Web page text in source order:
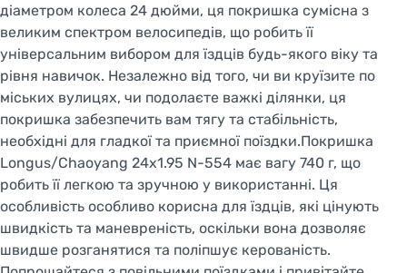
діаметром колеса 24 дюйми, ця покришка сумісна з
великим спектром велосипедів, що робить її
універсальним вибором для їздців будь-якого віку та
рівня навичок. Незалежно від того, чи ви круїзите по
міських вулицях, чи подолаєте важкі ділянки, ця
покришка забезпечить вам тягу та стабільність,
необхідні для гладкої та приємної поїздки.Покришка
Longus/Chaoyang 24x1.95 N-554 має вагу 740 г, що
робить її легкою та зручною у використанні. Ця
особливість особливо корисна для їздців, які цінують
швидкість та маневреність, оскільки вона дозволяє
швидше розганятися та поліпшує керованість.